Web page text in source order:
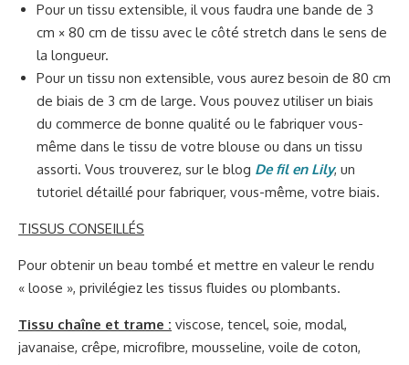
Pour un tissu extensible, il vous faudra une bande de 3
cm × 80 cm de tissu avec le côté stretch dans le sens de
la longueur.
Pour un tissu non extensible, vous aurez besoin de 80 cm
de biais de 3 cm de large. Vous pouvez utiliser un biais
du commerce de bonne qualité ou le fabriquer vous-
même dans le tissu de votre blouse ou dans un tissu
assorti. Vous trouverez, sur le blog De fil en Lily, un
tutoriel détaillé pour fabriquer, vous-même, votre biais.
TISSUS CONSEILLÉS
Pour obtenir un beau tombé et mettre en valeur le rendu
« loose », privilégiez les tissus fluides ou plombants.
Tissu chaîne et trame : viscose, tencel, soie, modal,
javanaise, crêpe, microfibre, mousseline, voile de coton,